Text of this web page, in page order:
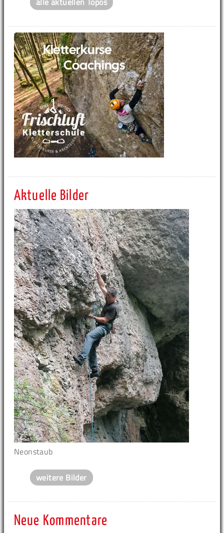
Aktuelle Bilder
Neonstaub
weitere Bilder
Neue Kommentare